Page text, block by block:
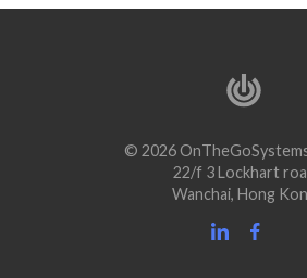
© 2026
22/f 3 Lockhart
Wanchai, Hong